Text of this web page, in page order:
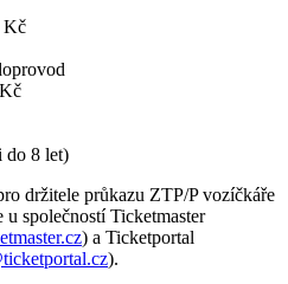
Kč
do 8 let)
držitele průkazu ZTP/P vozíčkáře
u společností Ticketmaster
) a Ticketportal
).